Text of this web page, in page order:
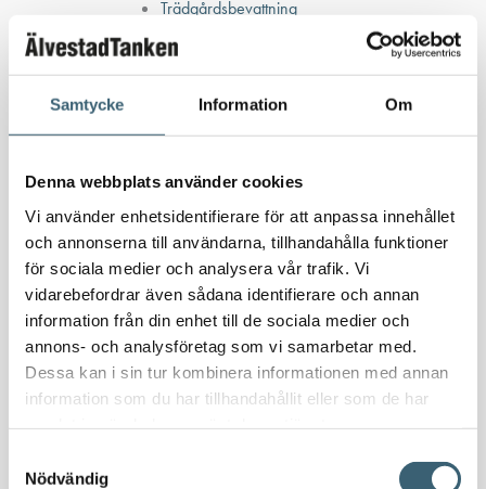
Samtycke Information Om
Denna webbplats använder cookies
Vi använder enhetsidentifierare för att anpassa innehållet
och annonserna till användarna, tillhandahålla funktioner
för sociala medier och analysera vår trafik. Vi
vidarebefordrar även sådana identifierare och annan
information från din enhet till de sociala medier och
annons- och analysföretag som vi samarbetar med.
Dessa kan i sin tur kombinera informationen med annan
information som du har tillhandahållit eller som de har
Nödvändig
Trädgårdsbevattning
Bevattning & underhåll
Vattenplattformar
Oljeavskiljare & Fettavskiljare
Specialsvetsade lagringstankar
Ståltankar för lagring, transport & process
AdBlue
AdBluetankar
AdBlue transporttankar
AdBluepumpar & tillbehör